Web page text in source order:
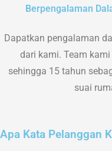
Berpengalaman
Dapatkan pengalaman
dari kami. Team
sehingga 15 tahun
suai
Apa Kata Pelanggan